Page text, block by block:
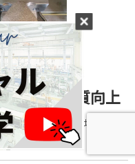
による品質向上
を実現した、現場改善事